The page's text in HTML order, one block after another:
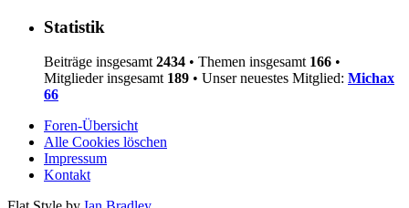
Statistik
Beiträge insgesamt 2434 • Themen insgesamt 166 •
Mitglieder insgesamt 189 • Unser neuestes Mitglied: Michax
66
Foren-Übersicht
Alle Cookies löschen
Impressum
Kontakt